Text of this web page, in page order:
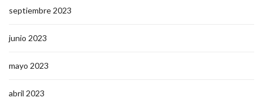
septiembre 2023
junio 2023
mayo 2023
abril 2023